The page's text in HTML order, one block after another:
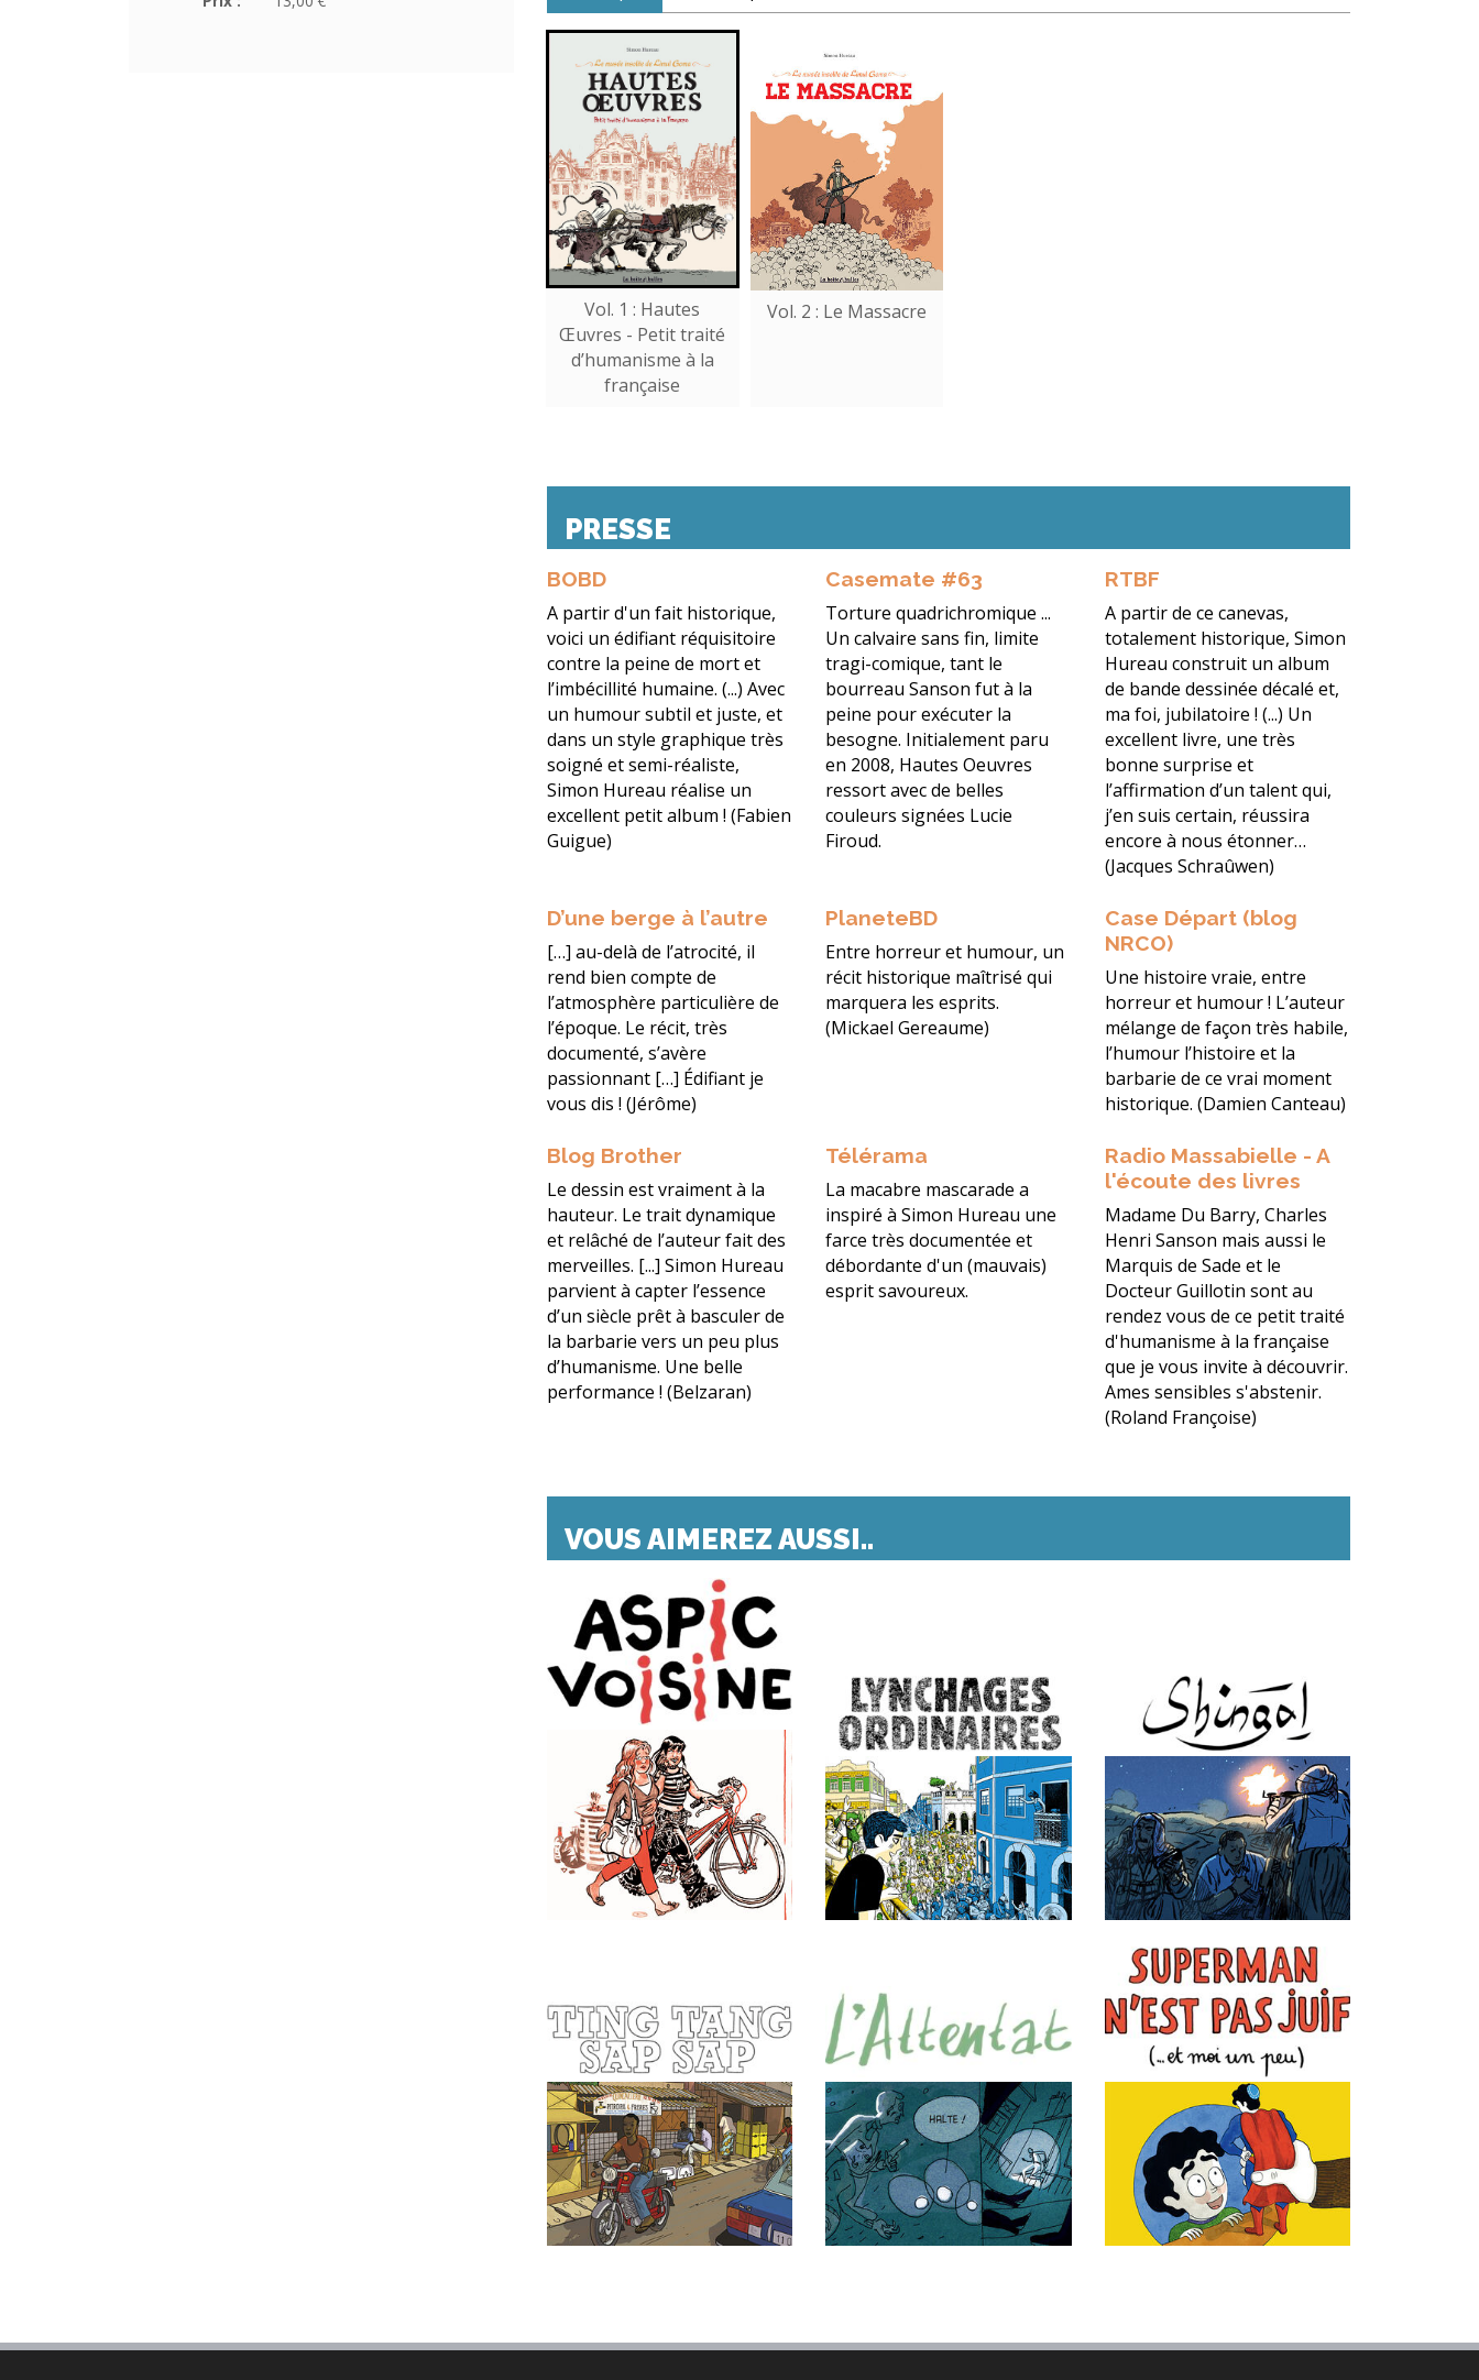
Vol. 1 : Hautes
Œuvres - Petit traité
d’humanisme à la
française
Vol. 2 : Le Massacre
PRESSE
BOBD
A partir d'un fait historique,
voici un édifiant réquisitoire
contre la peine de mort et
l’imbécillité humaine. (...) Avec
un humour subtil et juste, et
dans un style graphique très
soigné et semi-réaliste,
Simon Hureau réalise un
excellent petit album ! (Fabien
Guigue)
Casemate #63
Torture quadrichromique ...
Un calvaire sans fin, limite
tragi-comique, tant le
bourreau Sanson fut à la
peine pour exécuter la
besogne. Initialement paru
en 2008, Hautes Oeuvres
ressort avec de belles
couleurs signées Lucie
Firoud.
RTBF
A partir de ce canevas,
totalement historique, Simon
Hureau construit un album
de bande dessinée décalé et,
ma foi, jubilatoire ! (...) Un
excellent livre, une très
bonne surprise et
l’affirmation d’un talent qui,
j’en suis certain, réussira
encore à nous étonner…
(Jacques Schraûwen)
D’une berge à l’autre
[…] au-delà de l’atrocité, il
rend bien compte de
l’atmosphère particulière de
l’époque. Le récit, très
documenté, s’avère
passionnant […] Édifiant je
vous dis ! (Jérôme)
PlaneteBD
Entre horreur et humour, un
récit historique maîtrisé qui
marquera les esprits.
(Mickael Gereaume)
Case Départ (blog
NRCO)
Une histoire vraie, entre
horreur et humour ! L’auteur
mélange de façon très habile,
l’humour l’histoire et la
barbarie de ce vrai moment
historique. (Damien Canteau)
Blog Brother
Le dessin est vraiment à la
hauteur. Le trait dynamique
et relâché de l’auteur fait des
merveilles. [...] Simon Hureau
parvient à capter l’essence
d’un siècle prêt à basculer de
la barbarie vers un peu plus
d’humanisme. Une belle
performance ! (Belzaran)
Télérama
La macabre mascarade a
inspiré à Simon Hureau une
farce très documentée et
débordante d'un (mauvais)
esprit savoureux.
Radio Massabielle - A
l'écoute des livres
Madame Du Barry, Charles
Henri Sanson mais aussi le
Marquis de Sade et le
Docteur Guillotin sont au
rendez vous de ce petit traité
d'humanisme à la française
que je vous invite à découvrir.
Ames sensibles s'abstenir.
(Roland Françoise)
VOUS AIMEREZ AUSSI..